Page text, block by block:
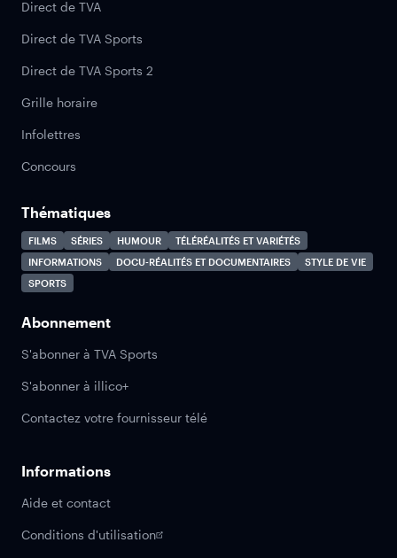
Direct de TVA
Direct de TVA Sports
Direct de TVA Sports 2
Grille horaire
Infolettres
Concours
Thématiques
FILMS SÉRIES HUMOUR
TÉLÉRÉALITÉS ET VARIÉTÉS
INFORMATIONS
DOCU-RÉALITÉS ET DOCUMENTAIRES
STYLE DE VIE
SPORTS
Abonnement
S'abonner à TVA Sports
S'abonner à illico+
Contactez votre fournisseur télé
Informations
Aide et contact
Conditions d'utilisation